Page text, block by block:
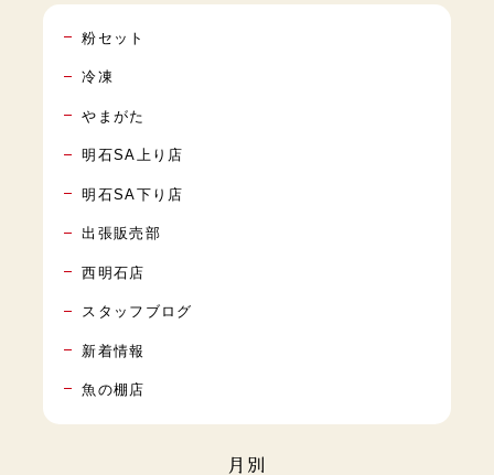
粉セット
冷凍
やまがた
明石SA上り店
明石SA下り店
出張販売部
西明石店
スタッフブログ
新着情報
魚の棚店
月別